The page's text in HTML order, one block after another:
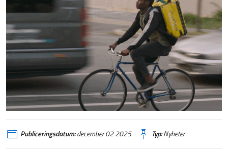
Publiceringsdatum:december 02 2025 Typ:Nyheter